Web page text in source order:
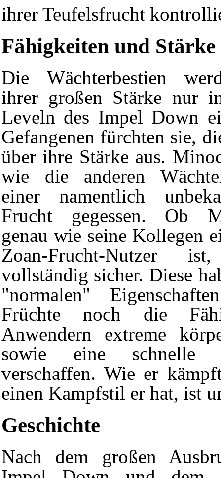
ihrer Teufelsfrucht
Fähigkeiten und Stärke
Die Wächterbestien
ihrer großen Stärke nur
Leveln des Impel Down
Gefangenen fürchten sie,
über ihre Stärke aus.
wie die anderen
einer namentlich
Frucht gegessen. Ob
genau wie seine Kollegen
Zoan-Frucht-Nutzer
vollständig sicher. Diese
"normalen"
Früchte noch die
Anwendern extreme
sowie eine schnelle
verschaffen. Wie er
einen Kampfstil er hat, ist
Geschichte
Nach dem großen